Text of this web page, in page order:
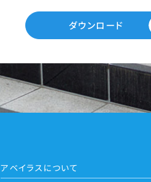
ダウンロード
アベイラスについて